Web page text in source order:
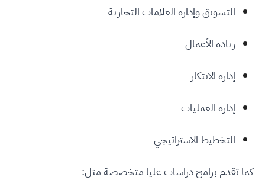
التسويق وإدارة العلامات التجارية
ريادة الأعمال
إدارة الابتكار
إدارة العمليات
التخطيط الاستراتيجي
كما تقدم برامج دراسات عليا متخصصة مثل: